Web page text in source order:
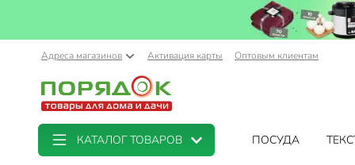
Адреса магазинов Активация карты Оптовым клиентам
КАТАЛОГ ТОВАРОВ ПОСУДА